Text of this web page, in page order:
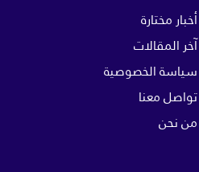
أخبار مختارة
آخر المقالات
سياسة الخصوصية
تواصل معنا
من نحن